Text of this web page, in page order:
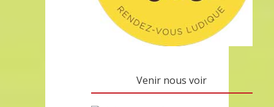
Venir nous voir